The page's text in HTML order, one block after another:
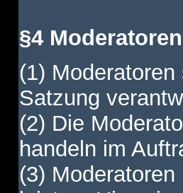
§4 Moderatoren
(1)
Satzung
(2) Die
handeln im
(3)